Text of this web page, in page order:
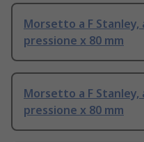
Morsetto a F Stanley,
pressione x 80 mm
Morsetto a F Stanley,
pressione x 80 mm